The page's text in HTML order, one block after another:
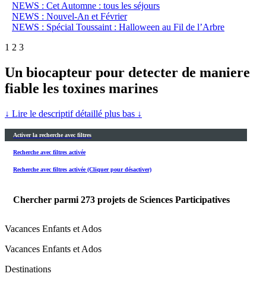
NEWS : Cet Automne : tous les séjours
NEWS : Nouvel-An et Février
NEWS : Spécial Toussaint : Halloween au Fil de l’Arbre
1 2 3
Un biocapteur pour detecter de maniere
fiable les toxines marines
↓ Lire le descriptif détaillé plus bas ↓
Activer la recherche avec filtres
Recherche avec filtres activée
Recherche avec filtres activée (Cliquer pour désactiver)
Chercher parmi 273 projets de Sciences Participatives
Vacances Enfants et Ados
Vacances Enfants et Ados
Destinations